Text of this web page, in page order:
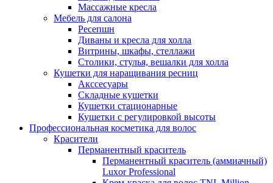
Массажные кресла
Мебель для салона
Ресепшн
Диваны и кресла для холла
Витрины, шкафы, стеллажи
Столики, стулья, вешалки для холла
Кушетки для наращивания ресниц
Акссесуары
Складные кушетки
Кушетки стационарные
Кушетки с регулировкой высоты
Профессиональная косметика для волос
Красители
Перманентный краситель
Перманентный краситель (аммиачный)
Luxor Professional